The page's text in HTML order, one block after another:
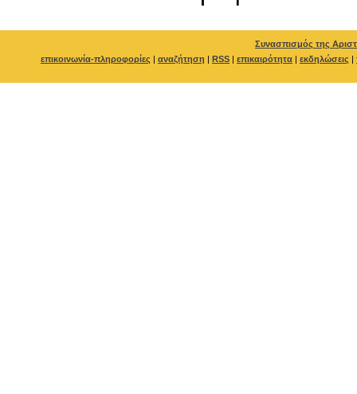
Συνασπισμός της
επικοινωνία-πληροφορίες | αναζήτηση | RSS | επικαιρότητα | εκδηλώσεις |